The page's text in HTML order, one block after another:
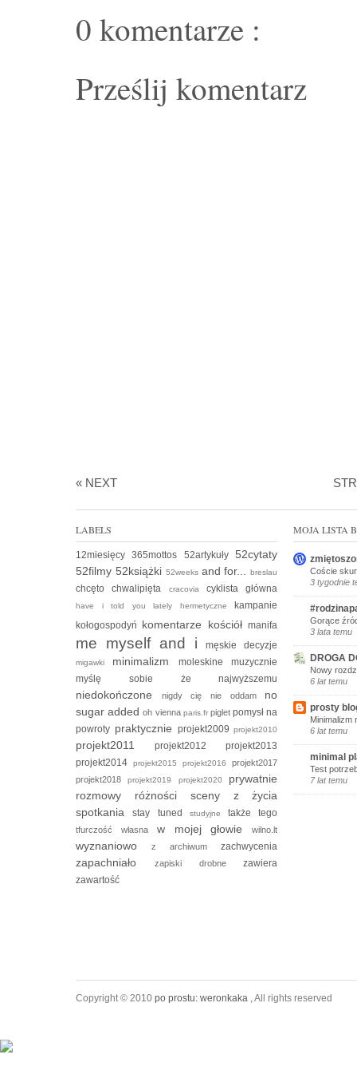
0 komentarze :
Prześlij komentarz
« NEXT
LABELS
12miesięcy365mottos 52artykuły52cytaty
52filmy 52książki 52weeks and for...breslau
chcętochwalipięta cracoviacyklistagłówna
have i told you lately hermetyczne kampanie
kołogospodyń komentarze kościółmanifa
me myself and imęskie decyzje
migawki minimalizm moleskinemuzycznie
myślę sobie żenajwyższemu
niedokończone nigdy cię nie oddam no
sugar addedoh vienna paris.fr pigletpomysł na
powroty praktycznie projekt2009projekt2010
projekt2011projekt2012projekt2013
projekt2014projekt2015projekt2016projekt2017
projekt2018projekt2019 projekt2020 prywatnie
rozmowy różności sceny z życia
spotkaniastay tuned studyjnetakże tego
tfurczość własna w mojej głowiewilno.lt
wyznaniowoz archiwumzachwycenia
zapachniało zapiski drobnezawiera
zawartość
MOJA LISTA
Coście
3 tygodnie
Gorące
3 lata temu
DROGA
Nowy
6 lat temu
prosty
Minimalizm
6 lat temu
minimal
Test
7 lat temu
Copyright © 2010 po prostu: weronkaka , All rights reserved